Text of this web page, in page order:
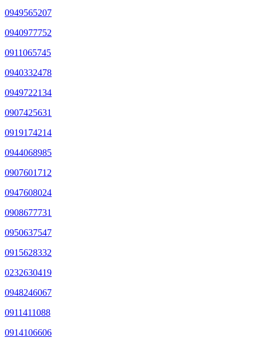
0949565207
0940977752
0911065745
0940332478
0949722134
0907425631
0919174214
0944068985
0907601712
0947608024
0908677731
0950637547
0915628332
0232630419
0948246067
0911411088
0914106606